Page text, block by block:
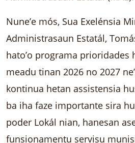
Nune’e mós, Sua Exelénsia
Administrasaun Estatál,
hato’o programa prioridades
meadu tinan 2026 no 2027
kontinua hetan assistensia
ba iha faze importante sira
poder Lokál nian, hanesan
funsionamentu servisu